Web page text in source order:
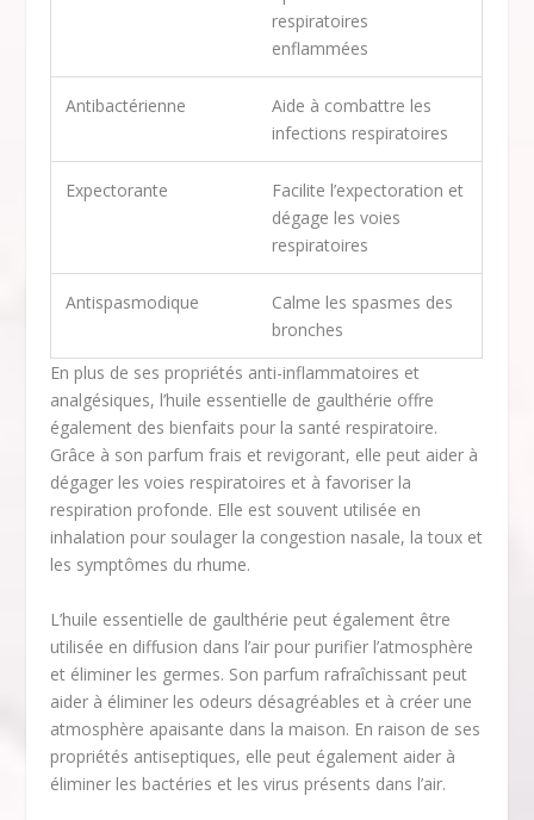
respiratoires
enflammées
Antibactérienne
Aide à combattre les
infections respiratoires
Expectorante
Facilite l’expectoration et
dégage les voies
respiratoires
Antispasmodique
Calme les spasmes des
bronches
En plus de ses propriétés anti-inflammatoires et
analgésiques, l’huile essentielle de gaulthérie offre
également des bienfaits pour la santé respiratoire.
Grâce à son parfum frais et revigorant, elle peut aider à
dégager les voies respiratoires et à favoriser la
respiration profonde. Elle est souvent utilisée en
inhalation pour soulager la congestion nasale, la toux et
les symptômes du rhume.
L’huile essentielle de gaulthérie peut également être
utilisée en diffusion dans l’air pour purifier l’atmosphère
et éliminer les germes. Son parfum rafraîchissant peut
aider à éliminer les odeurs désagréables et à créer une
atmosphère apaisante dans la maison. En raison de ses
propriétés antiseptiques, elle peut également aider à
éliminer les bactéries et les virus présents dans l’air.